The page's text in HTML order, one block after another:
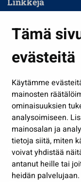
Tämä
evästeitä
Käytämme
mainosten
ominaisuuksien
analysoimiseen.
mainosalan ja
tietoja siitä, miten
voivat yhdistää
antanut heille tai
heidän palvelujaan.
Kasvatus ja opetus
Kulttuuri ja liikunta
Työ ja yrittäminen
Osallistu ja asioi
Näytä omat
Seuraa meitä